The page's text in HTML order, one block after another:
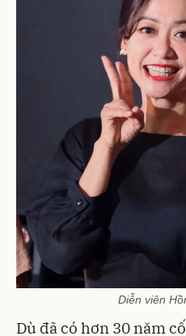
Diễn viên
Dù đã có hơn 30 năm